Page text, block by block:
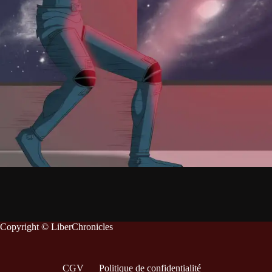
Copyright © LiberChronicles
CGV Politique de confidentialité